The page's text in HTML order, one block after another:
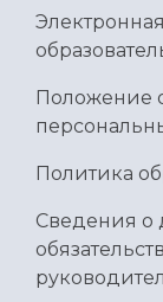
Положение
Политика
Сведения о